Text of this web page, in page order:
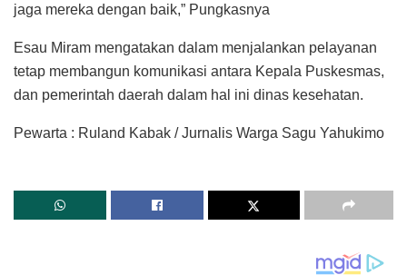
jaga mereka dengan baik,” Pungkasnya
Esau Miram mengatakan dalam menjalankan pelayanan
tetap membangun komunikasi antara Kepala Puskesmas,
dan pemerintah daerah dalam hal ini dinas kesehatan.
Pewarta : Ruland Kabak / Jurnalis Warga Sagu Yahukimo